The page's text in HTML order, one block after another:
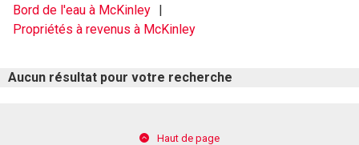
Bord de l'eau à McKinley
Propriétés à revenus à McKinley
Aucun résultat pour votre recherche
Haut de page